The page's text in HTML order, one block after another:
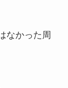
なかった周